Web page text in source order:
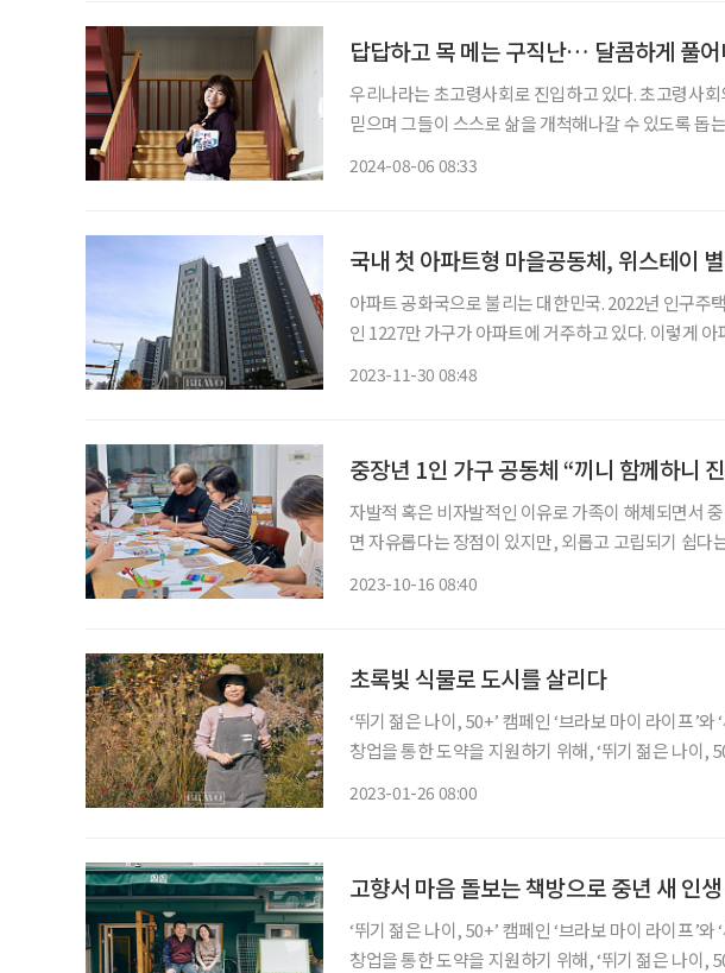
답답하고 목 메는 구직난… 달콤하게 풀
우리나라는 초고령사회로 진입하고 있다. 초고령사
믿으며 그들이 스스로 삶을 개척해나갈 수 있도록 돕
2024-08-06 08:33
국내 첫 아파트형 마을공동체, 위스테이
아파트 공화국으로 불리는 대한민국. 2022년 인구주
인 1227만 가구가 아파트에 거주하고 있다. 이렇게
2023-11-30 08:48
중장년 1인 가구 공동체 “끼니 함께하니
자발적 혹은 비자발적인 이유로 가족이 해체되면서
면 자유롭다는 장점이 있지만, 외롭고 고립되기 쉽다
2023-10-16 08:40
초록빛 식물로 도시를 살리다
‘뛰기 젊은 나이, 50+’ 캠페인 ‘브라보 마이 라이프’
창업을 통한 도약을 지원하기 위해, ‘뛰기 젊은 나이,
2023-01-26 08:00
고향서 마음 돌보는 책방으로 중년 새 인
‘뛰기 젊은 나이, 50+’ 캠페인 ‘브라보 마이 라이프’
창업을 통한 도약을 지원하기 위해, ‘뛰기 젊은 나이,